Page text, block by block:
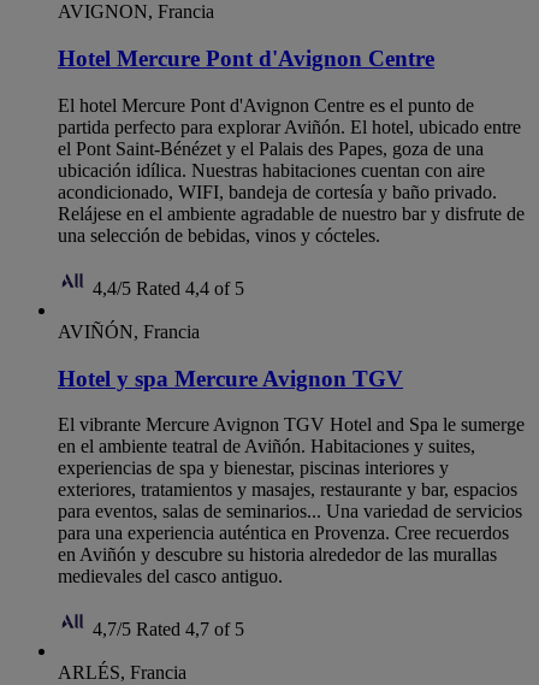
AVIGNON, Francia
Hotel Mercure Pont d'Avignon Centre
El hotel Mercure Pont d'Avignon Centre es el punto de
partida perfecto para explorar Aviñón. El hotel, ubicado entre
el Pont Saint-Bénézet y el Palais des Papes, goza de una
ubicación idílica. Nuestras habitaciones cuentan con aire
acondicionado, WIFI, bandeja de cortesía y baño privado.
Relájese en el ambiente agradable de nuestro bar y disfrute de
una selección de bebidas, vinos y cócteles.
4,4/5 Rated 4,4 of 5
AVIÑÓN, Francia
Hotel y spa Mercure Avignon TGV
El vibrante Mercure Avignon TGV Hotel and Spa le sumerge
en el ambiente teatral de Aviñón. Habitaciones y suites,
experiencias de spa y bienestar, piscinas interiores y
exteriores, tratamientos y masajes, restaurante y bar, espacios
para eventos, salas de seminarios... Una variedad de servicios
para una experiencia auténtica en Provenza. Cree recuerdos
en Aviñón y descubre su historia alrededor de las murallas
medievales del casco antiguo.
4,7/5 Rated 4,7 of 5
ARLÉS, Francia